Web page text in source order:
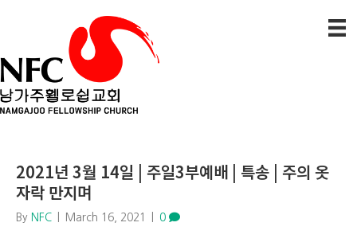
2021년 3월 14일 | 주일3부예배 | 특송 | 주의 옷
자락 만지며
By NFC March 16, 2021 0